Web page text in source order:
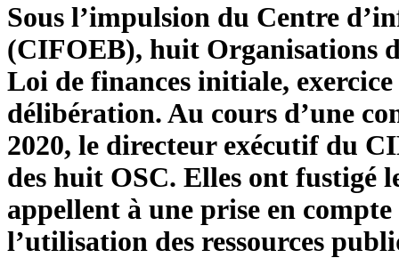
Sous l’impulsion du Centre
(CIFOEB), huit Organisations
Loi de finances initiale,
délibération. Au cours d’une
2020, le directeur exécutif du
des huit OSC. Elles ont fustigé
appellent à une prise en
l’utilisation des ressources